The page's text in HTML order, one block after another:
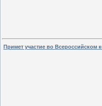
Примет участие во Всероссийском